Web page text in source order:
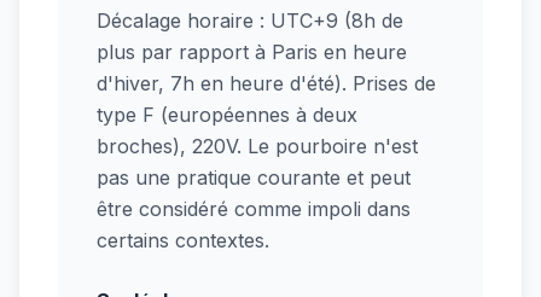
Décalage horaire : UTC+9 (8h de
plus par rapport à Paris en heure
d'hiver, 7h en heure d'été). Prises de
type F (européennes à deux
broches), 220V. Le pourboire n'est
pas une pratique courante et peut
être considéré comme impoli dans
certains contextes.